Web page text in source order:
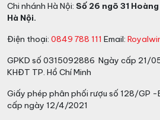
Chi nhánh Hà Nội: Số 26 ngõ 31
Hà Nội.
Điện thoại: 0849 788 111 Email:
GPKD số 0315092886 Ngày cấp 21/
KHĐT TP. Hồ Chí Minh
Giấy phép phân phối rượu số 128/GP
cấp ngày 12/4/2021